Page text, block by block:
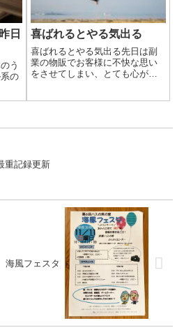
日
う
の
喜ばれるとやる気出る
喜ばれるとやる気出る先日は副
業の物販でお客様に不快な思い
をさせてしまい、とても心が痛
に、気をつけたいと思います。
重記録更新
風フェスタ